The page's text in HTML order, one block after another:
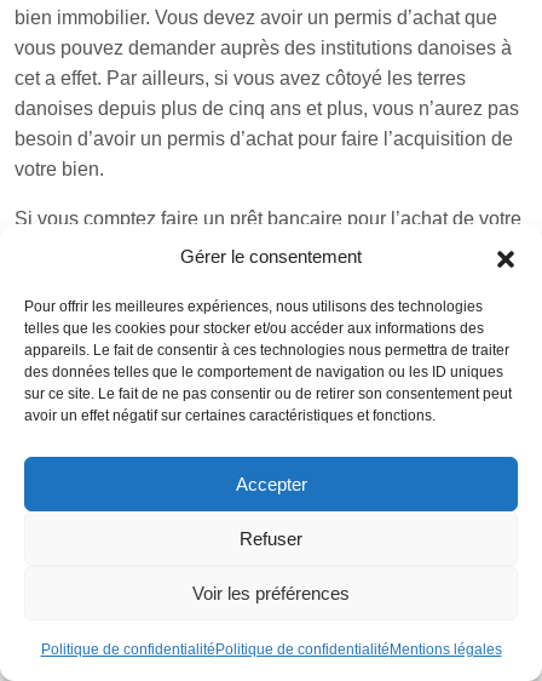
Gérer le consentement
Pour offrir les meilleures expériences, nous utilisons des technologies
telles que les cookies pour stocker et/ou accéder aux informations des
appareils. Le fait de consentir à ces technologies nous permettra de traiter
des données telles que le comportement de navigation ou les ID uniques
sur ce site. Le fait de ne pas consentir ou de retirer son consentement peut
avoir un effet négatif sur certaines caractéristiques et fonctions.
Accepter
Refuser
Voir les préférences
Politique de confidentialité Politique de confidentialité Mentions légales
bien immobilier. Vous devez avoir un permis d’achat que
vous pouvez demander auprès des institutions danoises à
cet a effet. Par ailleurs, si vous avez côtoyé les terres
danoises depuis plus de cinq ans et plus, vous n’aurez pas
besoin d’avoir un permis d’achat pour faire l’acquisition de
votre bien.
Si vous comptez faire un prêt bancaire pour l’achat de votre
bien immobilier sur le territoire danois, il est à noter que
danois. En effet, les acomptes à payer peuvent aller au-delà
de 10 à 15 %.Ce n’est donc pas très bénéfique pour un
étranger de faire un prêt au Danemark. Il vaut mieux
constituer vos fonds en dehors de leurs terres.
Si vous êtes un résident danois, il est très facile de faire
l’acquisition d’un bien immobilier. Il y a même des offres
rendement annuel. C’est d’ailleurs pour cela que beaucoup
pour faire l’achat d’un immobilier. Le transfert de bien